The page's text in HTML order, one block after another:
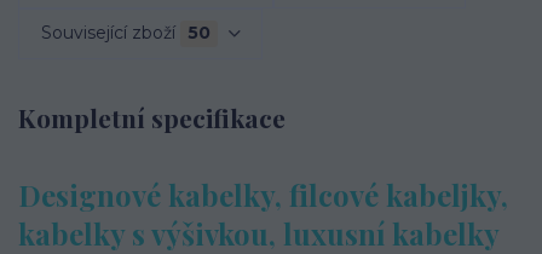
Související zboží 50
Kompletní specifikace
Designové kabelky, filcové kabeljky,
kabelky s výšivkou, luxusní kabelky